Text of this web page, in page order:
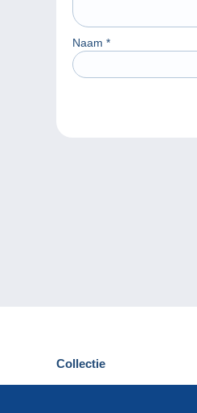
Naam *
Collectie
Postkaarten